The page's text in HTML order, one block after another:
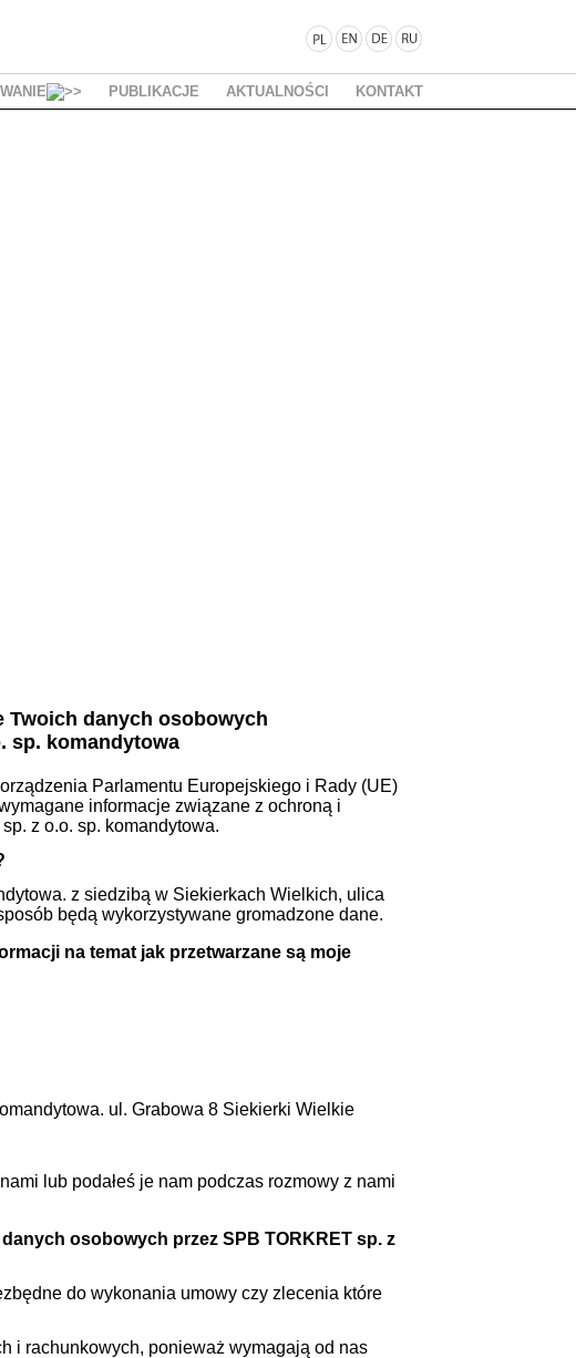
PUBLIKACJE AKTUALNOŚCI KONTAKT
danych osobowych
sp. komandytowa
Parlamentu Europejskiego i Rady (UE)
informacje związane z ochroną i
z o.o. sp. komandytowa.
z siedzibą w Siekierkach Wielkich, ulica
będą wykorzystywane gromadzone dane.
na temat jak przetwarzane są moje
ul. Grabowa 8 Siekierki Wielkie
lub podałeś je nam podczas rozmowy z nami
osobowych przez SPB TORKRET sp. z
do wykonania umowy czy zlecenia które
i rachunkowych, ponieważ wymagają od nas